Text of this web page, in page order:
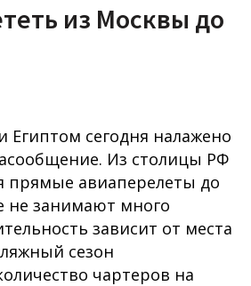
из Москвы до
Египтом сегодня налажено
Из столицы РФ
прямые авиаперелеты до
не занимают много
зависит от места
сезон
чартеров на